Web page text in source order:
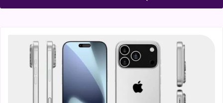
قراءة المزيد عن سلسلة iPhone 17، كل ما تحتاج معرفته عن التصميمات والمواصفات المنتظرة